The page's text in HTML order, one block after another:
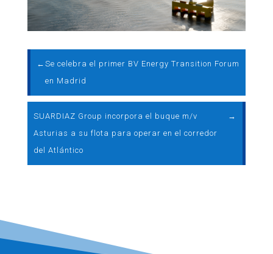
← Se celebra el primer BV Energy Transition Forum
en Madrid
SUARDIAZ Group incorpora el buque m/v
Asturias a su flota para operar en el corredor
del Atlántico
→